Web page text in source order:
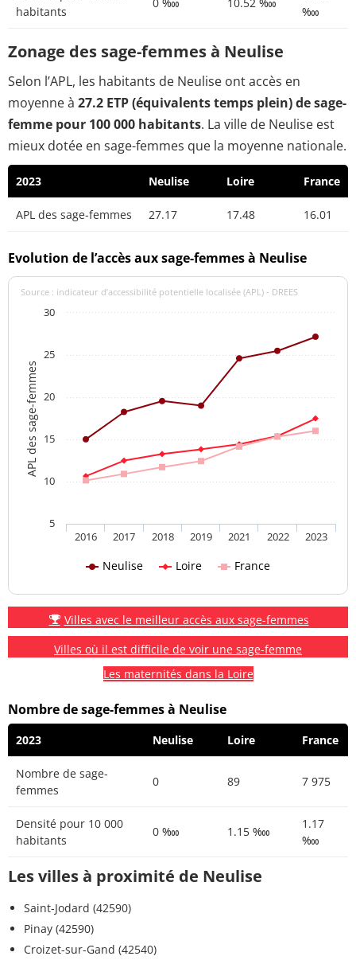
habitants
‱
Zonage des sage-femmes à Neulise
Selon l’APL, les habitants de Neulise ont accès en
moyenne à 27.2 ETP (équivalents temps plein) de sage-
femme pour 100 000 habitants. La ville de Neulise est
mieux dotée en sage-femmes que la moyenne nationale.
2023 Neulise Loire France
APL des sage-femmes 27.17 17.48 16.01
Evolution de l’accès aux sage-femmes à Neulise
APL des sage-femmes
Source : indicateur d’accessibilité potentielle localisée (APL) - DREES
Neulise Loire France
2016 2017 2018 2019 2021 2022 2023
5
10
15
20
25
30
Villes avec le meilleur accès aux sage-femmes
Villes où il est difficile de voir une sage-femme
Les maternités dans la Loire
Nombre de sage-femmes à Neulise
2023 Neulise Loire France
Nombre de sage-
femmes
0 89 7 975
Densité pour 10 000
habitants
0 ‱ 1.15 ‱
1.17
‱
Les villes à proximité de Neulise
Saint-Jodard (42590)
Pinay (42590)
Croizet-sur-Gand (42540)